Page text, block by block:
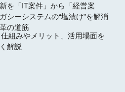
を「IT案件」から「経営案
シーシステムの“塩漬け”を解消
の道筋
組みやメリット、活用場面を
解説